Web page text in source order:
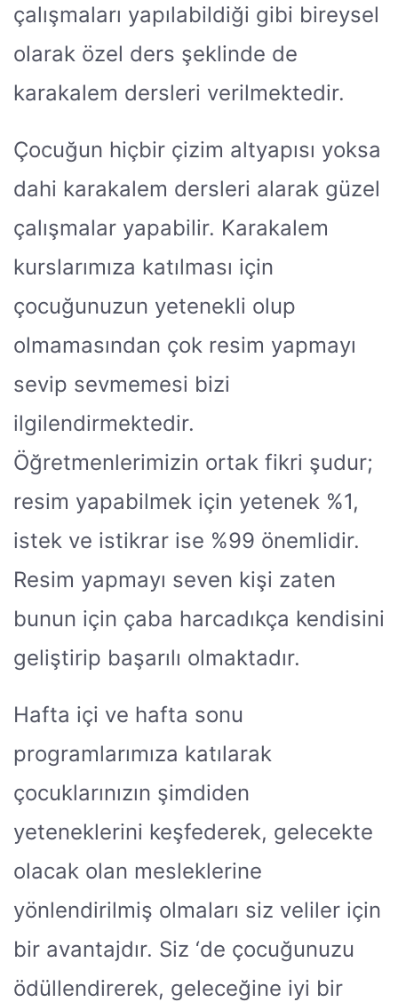
çalışmaları yapılabildiği gibi bireysel
olarak özel ders şeklinde de
karakalem dersleri verilmektedir.
Çocuğun hiçbir çizim altyapısı yoksa
dahi karakalem dersleri alarak güzel
çalışmalar yapabilir. Karakalem
kurslarımıza katılması için
çocuğunuzun yetenekli olup
olmamasından çok resim yapmayı
sevip sevmemesi bizi
ilgilendirmektedir.
Öğretmenlerimizin ortak fikri şudur;
resim yapabilmek için yetenek %1,
istek ve istikrar ise %99 önemlidir.
Resim yapmayı seven kişi zaten
bunun için çaba harcadıkça kendisini
geliştirip başarılı olmaktadır.
Hafta içi ve hafta sonu
programlarımıza katılarak
çocuklarınızın şimdiden
yeteneklerini keşfederek, gelecekte
olacak olan mesleklerine
yönlendirilmiş olmaları siz veliler için
bir avantajdır. Siz ‘de çocuğunuzu
ödüllendirerek, geleceğine iyi bir